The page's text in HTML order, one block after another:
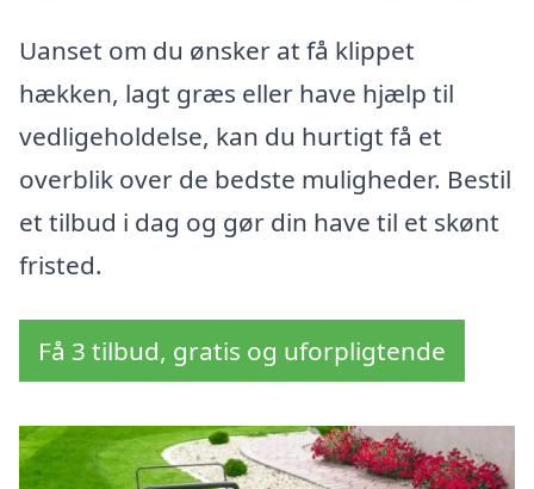
Uanset om du ønsker at få klippet
hækken, lagt græs eller have hjælp til
vedligeholdelse, kan du hurtigt få et
overblik over de bedste muligheder. Bestil
et tilbud i dag og gør din have til et skønt
fristed.
Få 3 tilbud, gratis og uforpligtende